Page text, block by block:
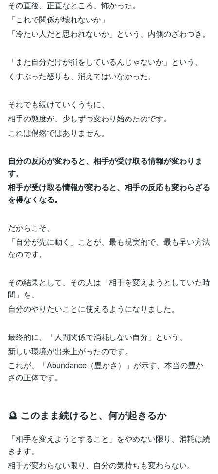
その直後、正直なところ、怖かった。
「これで関係が壊れないか」
「冷たい人だと思われないか」という、内側のざわつき。
「また自分だけが損をしているんじゃないか」という、
くすぶった怒りも、消えてはいなかった。
それでも続けていくうちに、
相手の態度が、少しずつ変わり始めたのです。
これは偶然ではありません。
自分の反応が変わると、相手が受け取る情報が変わりま
す。
相手が受け取る情報が変わると、相手の反応も変わらざる
を得なくなる。
だからこそ、
「自分が先に動く」ことが、最も現実的で、最も早い方法
なのです。
その結果として、その人は「相手を変えようとしていた時
間」を、
自分のやりたいことに使えるようになりました。
最終的に、「人間関係で消耗しない自分」という、
新しい環境が出来上がったのです。
これが、「Abundance（豊かさ）」が示す、本当の豊か
さの正体です。
🔮 このまま続けると、何が起きるか
「相手を変えようとすること」をやめない限り、消耗は続
きます。
相手が変わらない限り、自分の気持ちも変わらない。